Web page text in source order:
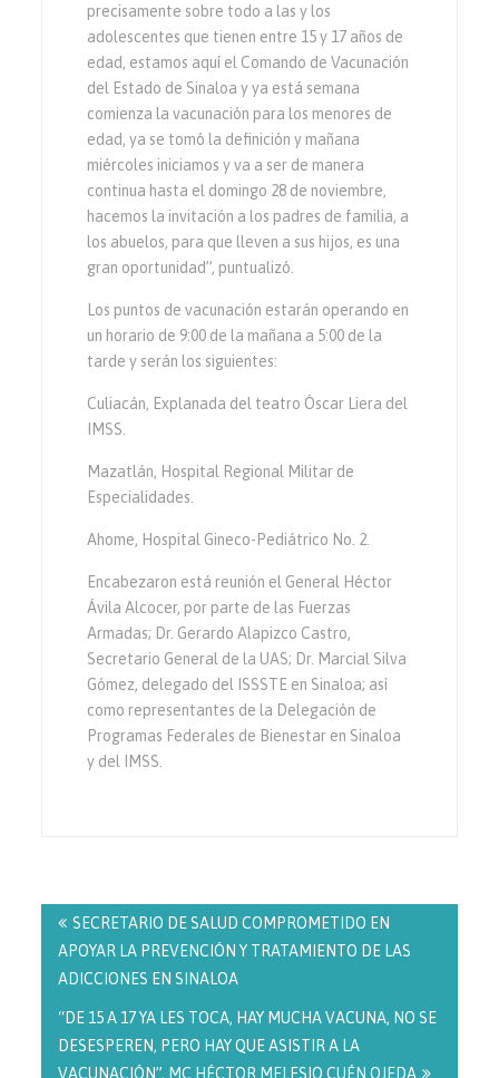
precisamente sobre todo a las y los
adolescentes que tienen entre 15 y 17 años de
edad, estamos aquí el Comando de Vacunación
del Estado de Sinaloa y ya está semana
comienza la vacunación para los menores de
edad, ya se tomó la definición y mañana
miércoles iniciamos y va a ser de manera
continua hasta el domingo 28 de noviembre,
hacemos la invitación a los padres de familia, a
los abuelos, para que lleven a sus hijos, es una
gran oportunidad”, puntualizó.
Los puntos de vacunación estarán operando en
un horario de 9:00 de la mañana a 5:00 de la
tarde y serán los siguientes:
Culiacán, Explanada del teatro Óscar Liera del
IMSS.
Mazatlán, Hospital Regional Militar de
Especialidades.
Ahome, Hospital Gineco-Pediátrico No. 2.
Encabezaron está reunión el General Héctor
Ávila Alcocer, por parte de las Fuerzas
Armadas; Dr. Gerardo Alapizco Castro,
Secretario General de la UAS; Dr. Marcial Silva
Gómez, delegado del ISSSTE en Sinaloa; así
como representantes de la Delegación de
Programas Federales de Bienestar en Sinaloa
y del IMSS.
de
entradas
SECRETARIO DE SALUD COMPROMETIDO EN
APOYAR LA PREVENCIÓN Y TRATAMIENTO DE LAS
ADICCIONES EN SINALOA
“DE 15 A 17 YA LES TOCA, HAY MUCHA VACUNA, NO SE
DESESPEREN, PERO HAY QUE ASISTIR A LA
VACUNACIÓN”, MC HÉCTOR MELESIO CUÉN OJEDA